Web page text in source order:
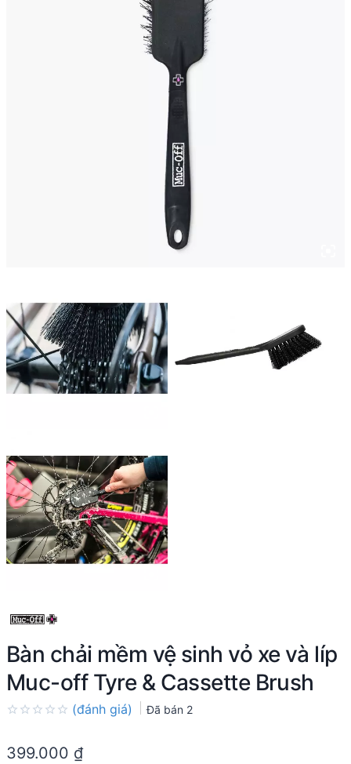
Bàn chải mềm vệ sinh vỏ xe và líp
Muc-off Tyre & Cassette Brush
out
(đánh giá) Đã bán 2
399.000 ₫